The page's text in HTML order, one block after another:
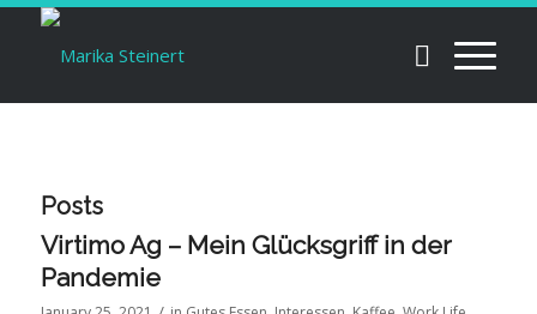
Posts
Virtimo Ag – Mein Glücksgriff in der
Pandemie